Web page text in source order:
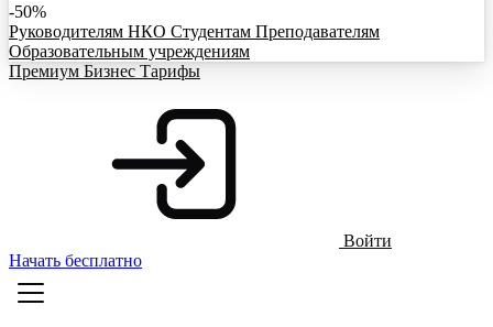
-50%
Руководителям НКО Студентам Преподавателям
Образовательным учреждениям
Премиум Бизнес Тарифы
Войти
Начать бесплатно